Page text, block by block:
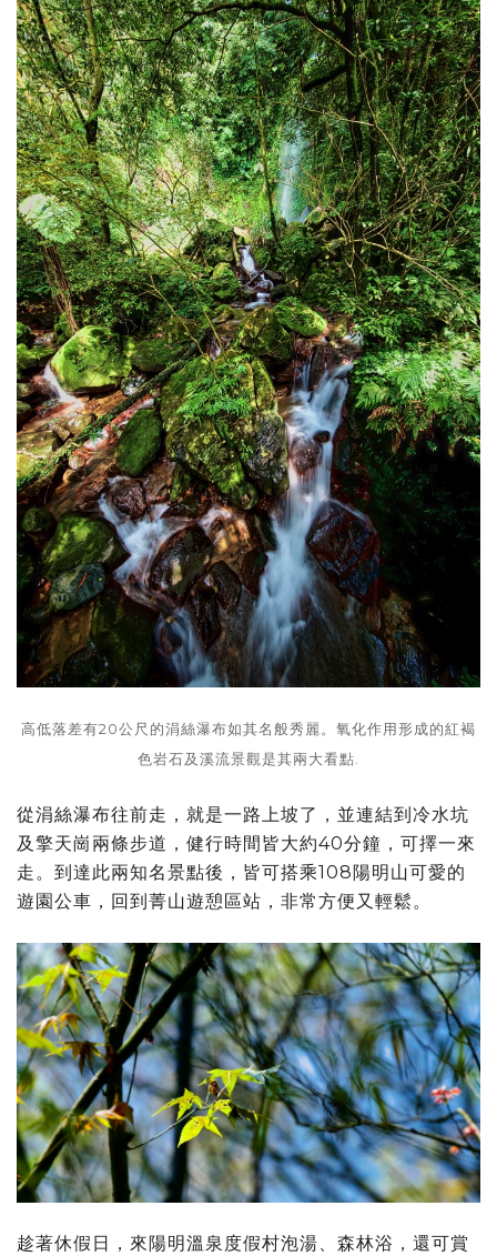
高低落差有20公尺的涓絲瀑布如其名般秀麗。氧化作用形成的紅褐
色岩石及溪流景觀是其兩大看點.
從涓絲瀑布往前走，就是一路上坡了，並連結到冷水坑
及擎天崗兩條步道，健行時間皆大約40分鐘，可擇一來
走。到達此兩知名景點後，皆可搭乘108陽明山可愛的
遊園公車，回到菁山遊憩區站，非常方便又輕鬆。
趁著休假日，來陽明溫泉度假村泡湯、森林浴，還可賞